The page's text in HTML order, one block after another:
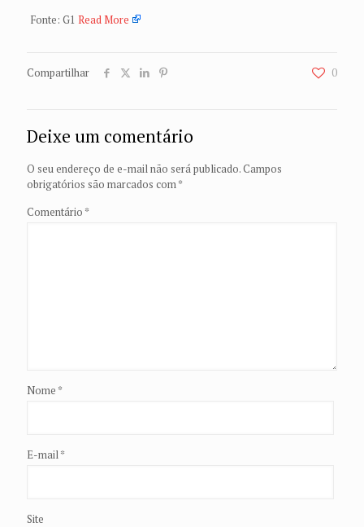
Fonte: G1 Read More
Compartilhar 0
Deixe um comentário
O seu endereço de e-mail não será publicado.Campos
obrigatórios são marcados com *
Comentário *
Nome *
E-mail *
Site